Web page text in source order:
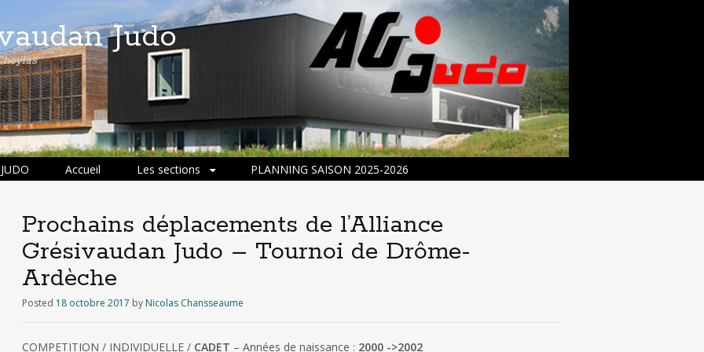
Judo
Accueil Les sections PLANNING SAISON 2025-2026
Prochains déplacements de l’Alliance
Grésivaudan Judo – Tournoi de Drôme-
Ardèche
Posted 18 octobre 2017 by Nicolas Chansseaume
COMPETITION / INDIVIDUELLE / CADET – Années de naissance : 2000 ->2002